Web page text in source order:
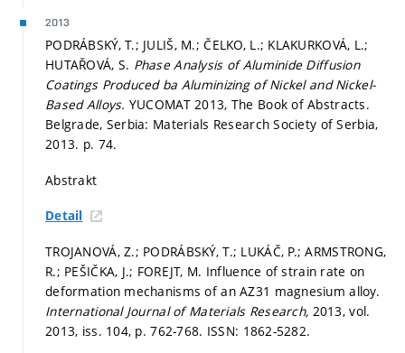
2013
PODRÁBSKÝ, T.; JULIŠ, M.; ČELKO, L.; KLAKURKOVÁ, L.;
HUTAŘOVÁ, S. Phase Analysis of Aluminide Diffusion
Coatings Produced ba Aluminizing of Nickel and Nickel-
Based Alloys. YUCOMAT 2013, The Book of Abstracts.
Belgrade, Serbia: Materials Research Society of Serbia,
2013. p. 74.
Abstrakt
Detail
TROJANOVÁ, Z.; PODRÁBSKÝ, T.; LUKÁČ, P.; ARMSTRONG,
R.; PEŠIČKA, J.; FOREJT, M. Influence of strain rate on
deformation mechanisms of an AZ31 magnesium alloy.
International Journal of Materials Research, 2013, vol.
2013, iss. 104, p. 762-768. ISSN: 1862-5282.